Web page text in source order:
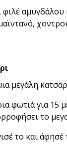
φιλέ
μεγάλη
φωτιά για 15
το
το και